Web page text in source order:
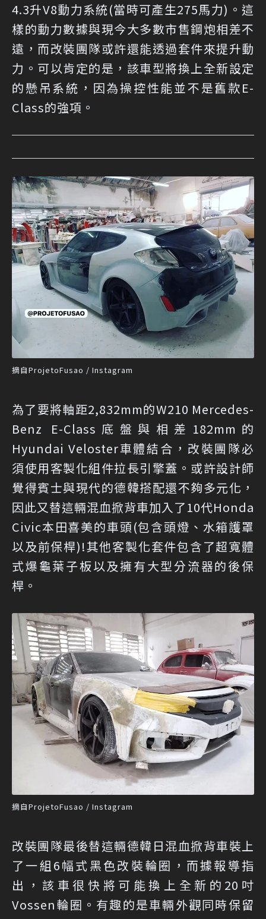
4.3升V8動力系統(當時可產生275馬力)。這
樣的動力數據與現今大多數市售鋼炮相差不
遠，而改裝團隊或許還能透過套件來提升動
力。可以肯定的是，該車型將換上全新設定
的懸吊系統，因為操控性能並不是舊款E-
Class的強項。
摘自ProjetoFusao / Instagram
為了要將軸距2,832mm的W210 Mercedes-
Benz E-Class底盤與相差182mm的
Hyundai Veloster車體結合，改裝團隊必
須使用客製化組件拉長引擎蓋。或許設計師
覺得賓士與現代的德韓搭配還不夠多元化，
因此又替這輛混血掀背車加入了10代Honda
Civic本田喜美的車頭(包含頭燈、水箱護罩
以及前保桿)!其他客製化套件包含了超寬體
式爆龜葉子板以及擁有大型分流器的後保
桿。
摘自ProjetoFusao / Instagram
改裝團隊最後替這輛德韓日混血掀背車裝上
了一組6幅式黑色改裝輪圈，而據報導指
出，該車很快將可能換上全新的20吋
Vossen輪圈。有趣的是車輛外觀同時保留